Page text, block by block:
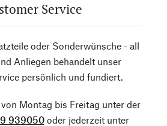
Service
oder Sonderwünsche - all
Anliegen behandelt unser
persönlich und fundiert.
Montag bis Freitag unter der
939050oder jederzeit unter